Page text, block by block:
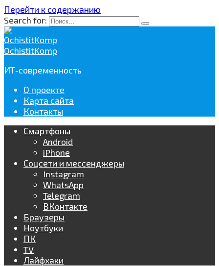
Перейти к содержанию
Search for:
OchistitKomp
ИТ-современность
О проекте
Карта сайта
Контакты
Смартфоны
Android
iPhone
Соцсети и мессенджеры
Instagram
WhatsApp
Telegram
ВКонтакте
Браузеры
Ноутбуки
ПК
TV
Лайфхаки